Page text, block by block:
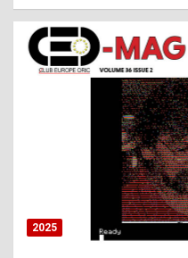
2025